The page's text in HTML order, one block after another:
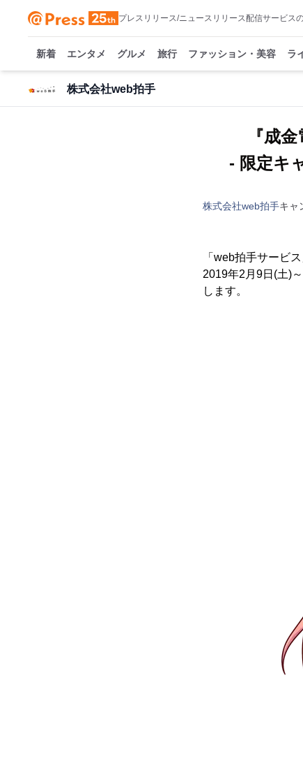
プレスリリース/ニュースリリース配信サービス
新着 エンタメ グルメ 旅行 ファッション・美容 ラ
株式会社web拍手
『成
- 限定キ
株式会社web拍手キャ
「web拍手サービ
2019年2月9日(土)
します。